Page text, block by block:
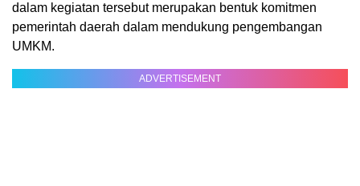
dalam kegiatan tersebut merupakan bentuk komitmen
pemerintah daerah dalam mendukung pengembangan
UMKM.
ADVERTISEMENT